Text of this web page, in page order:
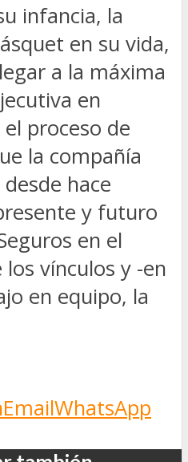
infancia, la
en su vida,
a la máxima
en
proceso de
la compañía
hace
y futuro
en el
vínculos y -en
en equipo, la
EmailWhatsApp